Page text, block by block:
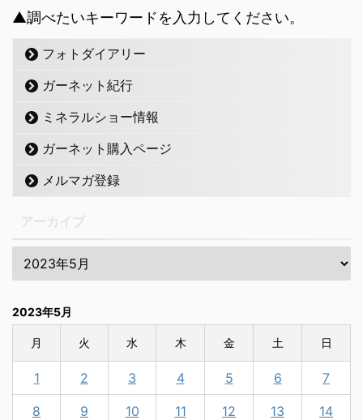
▲調べたいキーワードを入力してください。
フォトダイアリー
ガーネット紀行
ミネラルショー情報
ガーネット購入ページ
メルマガ登録
2023年5月
月 火 水 木 金 土 日
1 2 3 4 5 6 7
8 9 10 11 12 13 14